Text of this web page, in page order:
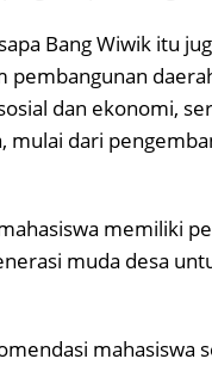
Bang Wiwik itu
pembangunan
dan ekonomi,
mulai dari
memiliki
muda desa
mahasiswa